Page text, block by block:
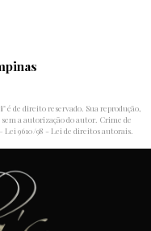
" é de direito reservado. Sua reprodução,
a autorização do autor. Crime de
Lei 9610/98 - Lei de direitos autorais.